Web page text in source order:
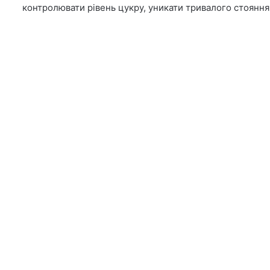
контролювати рівень цукру, уникати тривалого